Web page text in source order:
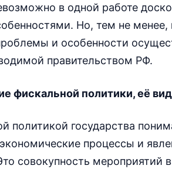
в одной работе
Но, тем не
и особенности
правительством РФ.
фискальной политики, её
политикой государства
процессы и
совокупность мероприятий